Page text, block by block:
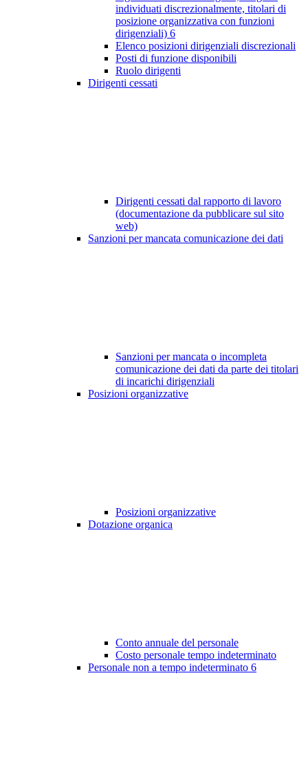
individuati discrezionalmente, titolari di
posizione organizzativa con funzioni
dirigenziali) 6
Elenco posizioni dirigenziali discrezionali
Posti di funzione disponibili
Ruolo dirigenti
Dirigenti cessati
Dirigenti cessati dal rapporto di lavoro
(documentazione da pubblicare sul sito
web)
Sanzioni per mancata comunicazione dei dati
Sanzioni per mancata o incompleta
comunicazione dei dati da parte dei titolari
di incarichi dirigenziali
Posizioni organizzative
Posizioni organizzative
Dotazione organica
Conto annuale del personale
Costo personale tempo indeterminato
Personale non a tempo indeterminato 6